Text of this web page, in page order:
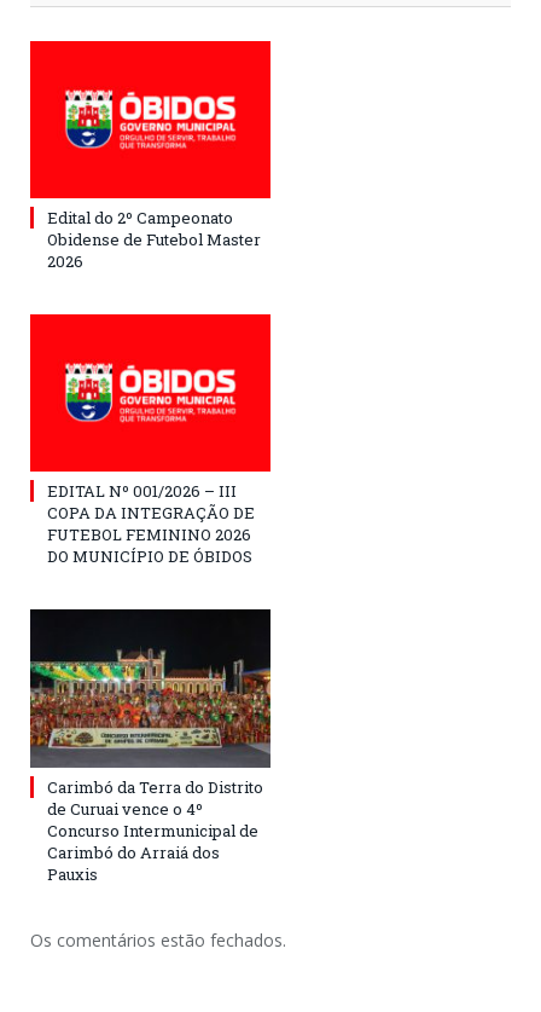
Edital do 2º Campeonato
Obidense de Futebol Master
2026
EDITAL Nº 001/2026 – III
COPA DA INTEGRAÇÃO DE
FUTEBOL FEMININO 2026
DO MUNICÍPIO DE ÓBIDOS
Carimbó da Terra do Distrito
de Curuai vence o 4º
Concurso Intermunicipal de
Carimbó do Arraiá dos
Pauxis
Os comentários estão fechados.